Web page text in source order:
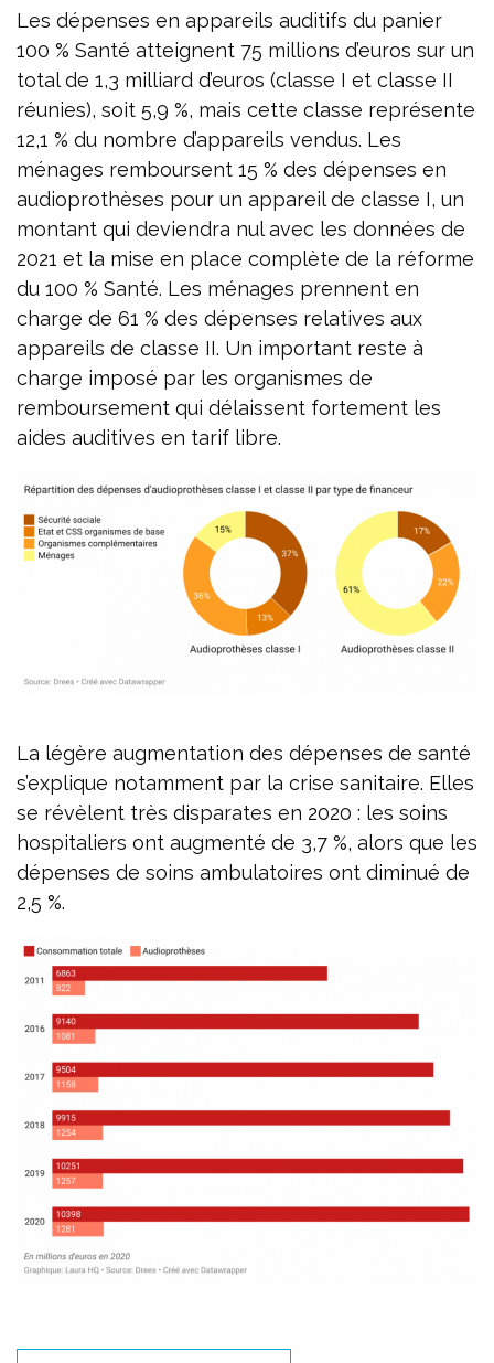
Les dépenses en appareils auditifs du panier
100 % Santé atteignent 75 millions d’euros sur un
total de 1,3 milliard d’euros (classe I et classe II
réunies), soit 5,9 %, mais cette classe représente
12,1 % du nombre d’appareils vendus. Les
ménages remboursent 15 % des dépenses en
audioprothèses pour un appareil de classe I, un
montant qui deviendra nul avec les données de
2021 et la mise en place complète de la réforme
du 100 % Santé. Les ménages prennent en
charge de 61 % des dépenses relatives aux
appareils de classe II. Un important reste à
charge imposé par les organismes de
remboursement qui délaissent fortement les
aides auditives en tarif libre.
La légère augmentation des dépenses de santé
s’explique notamment par la crise sanitaire. Elles
se révèlent très disparates en 2020 : les soins
hospitaliers ont augmenté de 3,7 %, alors que les
dépenses de soins ambulatoires ont diminué de
2,5 %.